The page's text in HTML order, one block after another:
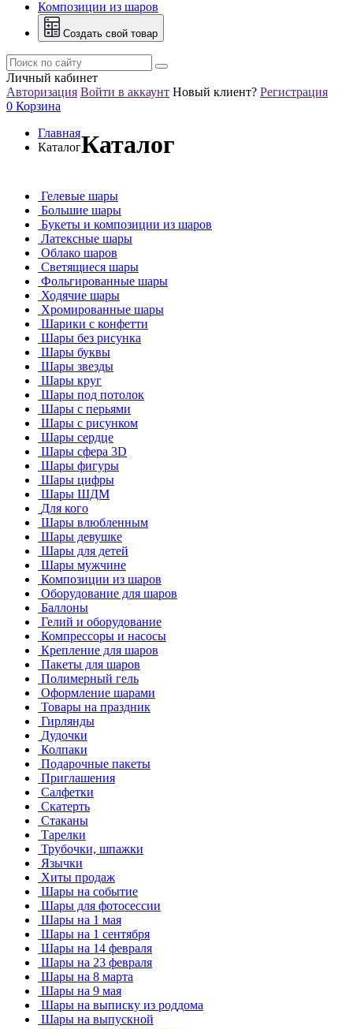
Композиции из шаров
Создать свой товар
Личный кабинет
Авторизация Войти в аккаунт Новый клиент? Регистрация
0 Корзина
Главная
КаталогКаталог
Гелевые шары
Большие шары
Букеты и композиции из шаров
Латексные шары
Облако шаров
Светящиеся шары
Фольгированные шары
Ходячие шары
Хромированные шары
Шарики с конфетти
Шары без рисунка
Шары буквы
Шары звезды
Шары круг
Шары под потолок
Шары с перьями
Шары с рисунком
Шары сердце
Шары сфера 3D
Шары фигуры
Шары цифры
Шары ШДМ
Для кого
Шары влюбленным
Шары девушке
Шары для детей
Шары мужчине
Композиции из шаров
Оборудование для шаров
Баллоны
Гелий и оборудование
Компрессоры и насосы
Крепление для шаров
Пакеты для шаров
Полимерный гель
Оформление шарами
Товары на праздник
Гирлянды
Дудочки
Колпаки
Подарочные пакеты
Приглашения
Салфетки
Скатерть
Стаканы
Тарелки
Трубочки, шпажки
Язычки
Хиты продаж
Шары на событие
Шары для фотосессии
Шары на 1 мая
Шары на 1 сентября
Шары на 14 февраля
Шары на 23 февраля
Шары на 8 марта
Шары на 9 мая
Шары на выписку из роддома
Шары на выпускной